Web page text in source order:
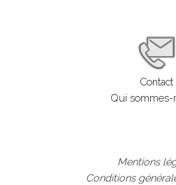
Contact
Qui sommes-
Mentions
Conditions